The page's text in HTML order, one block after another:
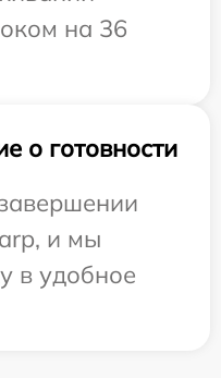
на 36
о готовности
и мы
в удобное